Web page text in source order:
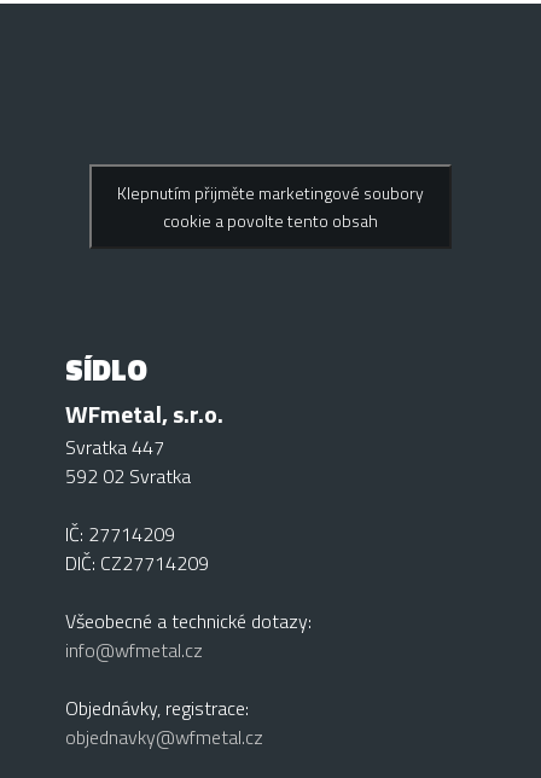
Klepnutím přijměte marketingové soubory
cookie a povolte tento obsah
SÍDLO
WFmetal, s.r.o.
Svratka 447
592 02 Svratka
IČ: 27714209
DIČ: CZ27714209
Všeobecné a technické dotazy:
info@wfmetal.cz
Objednávky, registrace:
objednavky@wfmetal.cz